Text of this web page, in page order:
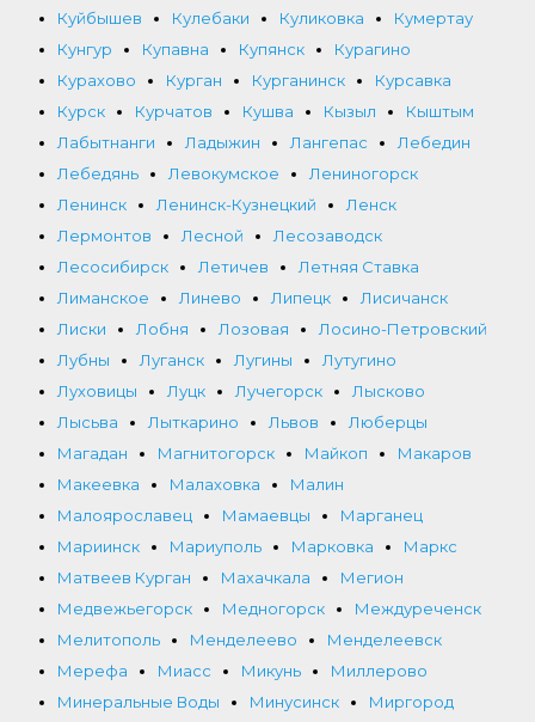
Куйбышев
Кулебаки Куликовка
Кумертау
Кунгур
Купавна Купянск
Курагино
Курахово
Курган Курганинск
Курсавка
Курск
Курчатов Кушва Кызыл
Кыштым
Лабытнанги
Ладыжин Лангепас
Лебедин
Лебедянь
Левокумское
Лениногорск
Ленинск
Ленинск-Кузнецкий
Ленск
Лермонтов
Лесной
Лесозаводск
Лесосибирск
Летичев
Летняя Ставка
Лиманское
Линево Липецк
Лисичанск
Лиски
Лобня Лозовая
Лосино-Петровский
Лубны
Луганск Лугины
Лутугино
Луховицы
Луцк Лучегорск
Лысково
Лысьва
Лыткарино Львов
Люберцы
Магадан
Магнитогорск Майкоп
Макаров
Макеевка
Малаховка
Малин
Малоярославец
Мамаевцы
Марганец
Мариинск
Мариуполь Марковка
Маркс
Матвеев Курган
Махачкала
Мегион
Медвежьегорск
Медногорск
Междуреченск
Мелитополь
Менделеево
Менделеевск
Мерефа
Миасс Микунь
Миллерово
Минеральные Воды
Минусинск
Миргород